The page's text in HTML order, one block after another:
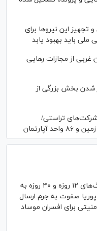
این نیرو‌ها برای
ملی باید بهبود یابد
از مجازات رهایی
شدن بخش بزرگی از
اموال شرکت‌های تراستی/
۲ عامل مهم صهیونیست‌ها در جنگ‌های ۱۲ روزه و ۴۰ روزه به
صفوت به جرم ارسال
برای افسران موساد